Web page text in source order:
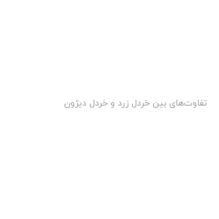
تفاوت‌های بین خردل زرد و خردل دیژون